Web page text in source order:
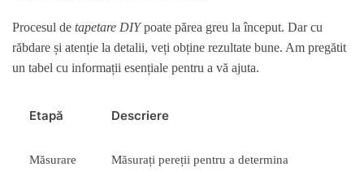
Procesul de tapetare DIYpoate părea greu la început. Dar cu
răbdare și atenție la detalii, veți obține rezultate bune. Am pregătit
un tabel cu informații esențiale pentru a vă ajuta.
Etapă Descriere
Măsurare
Măsurați pereții pentru a determina